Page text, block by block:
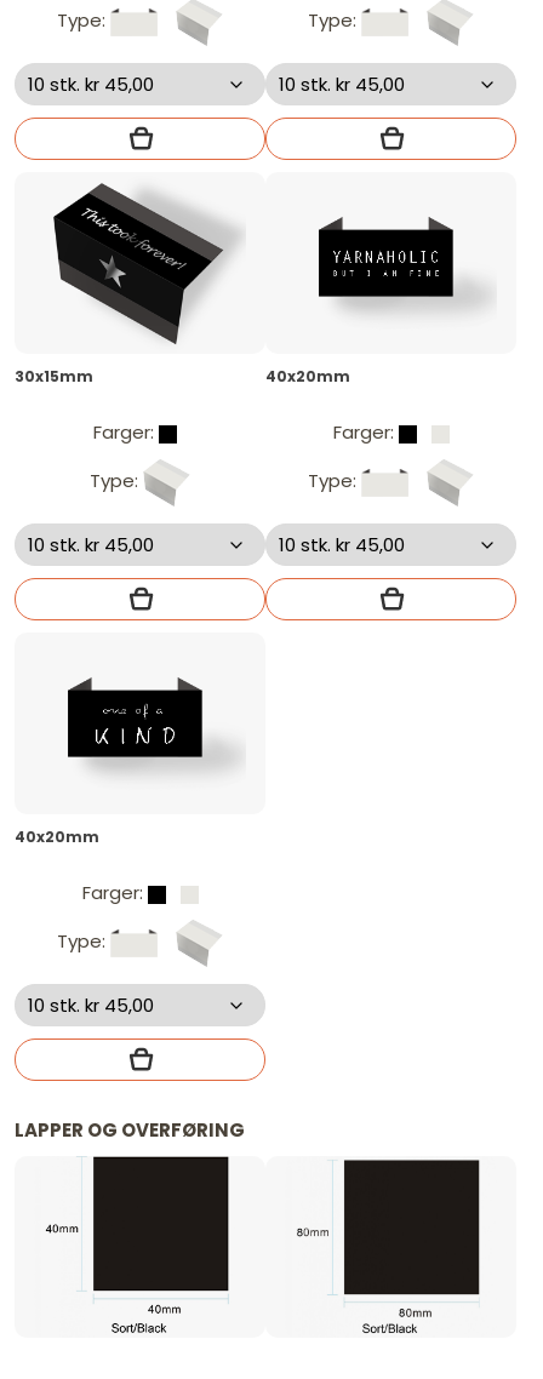
Type:
Type:
30x15mm
Farger:
Type:
40x20mm
Farger:
Type:
40x20mm
Farger:
Type:
LAPPER OG OVERFØRING